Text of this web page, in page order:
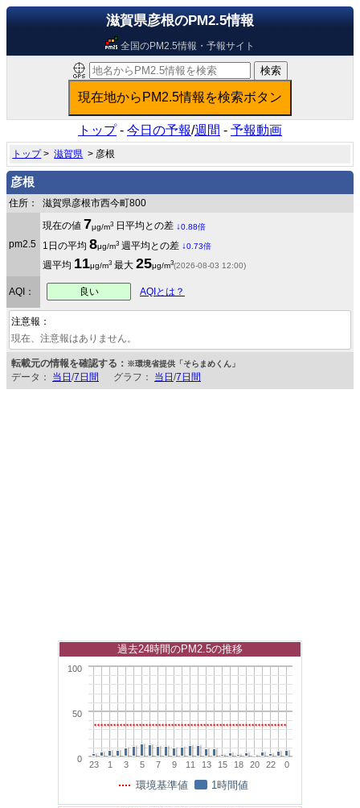
滋賀県彦根のPM2.5情報
全国のPM2.5情報・予報サイト
トップ- 今日の予報/週間 - 予報動画
トップ>滋賀県 > 彦根
彦根
住所： 滋賀県彦根市西今町800
pm2.5
現在の値 7μg/m3 日平均との差 ↓0.88倍
1日の平均 8μg/m3 週平均との差 ↓0.73倍
週平均 11μg/m3 最大 25μg/m3(2026-08-03 12:00)
AQI： 良い AQIとは？
注意報：
現在、注意報はありません。
転載元の情報を確認する： ※環境省提供「そらまめくん」
データ： 当日 /7日間 グラフ： 当日 /7日間
23 1 3 5 7 9 11 13 15 18 20 22 0
0
50
100
過去24時間のPM2.5の推移
環境基準値 1時間値